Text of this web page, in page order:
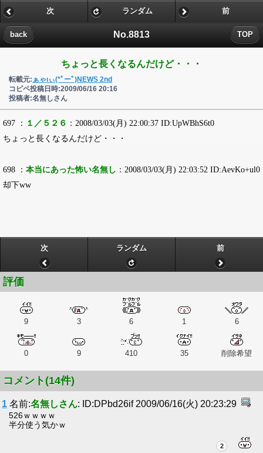
No.8813
back TOP
次 ランダム 前
ちょっと長くなるんだけど・・・
転載元: ぁゃιぃ(*ﾟーﾟ)NEWS 2nd
コピペ投稿日時:2009/06/16 20:16
投稿者:名無しさん
697 ： １／５２６ ：2008/03/03(月) 22:00:37 ID:UpWBhS6t0
ちょっと長くなるんだけど・・・
698 ： 本当にあった怖い名無し ：2008/03/03(月) 22:03:52 ID:AevKo+ul0
却下ww
次 ランダム 前
評価
9 3 6 1 6
0 9 410 35 削除希望
コメント(14件)
1 名前:名無しさん: ID:DPbd26if 2009/06/16(火) 20:23:29
526ｗｗｗｗ
半分使う気かｗ
2